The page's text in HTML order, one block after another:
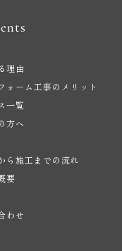
理由
ォーム工事のメリット
一覧
方へ
ら施工までの流れ
要
わせ